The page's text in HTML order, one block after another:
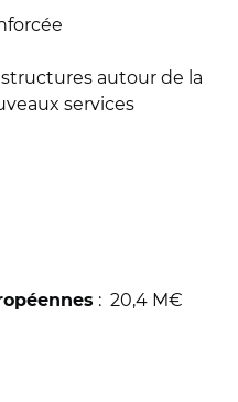
autour de la
services
: 20,4 M€